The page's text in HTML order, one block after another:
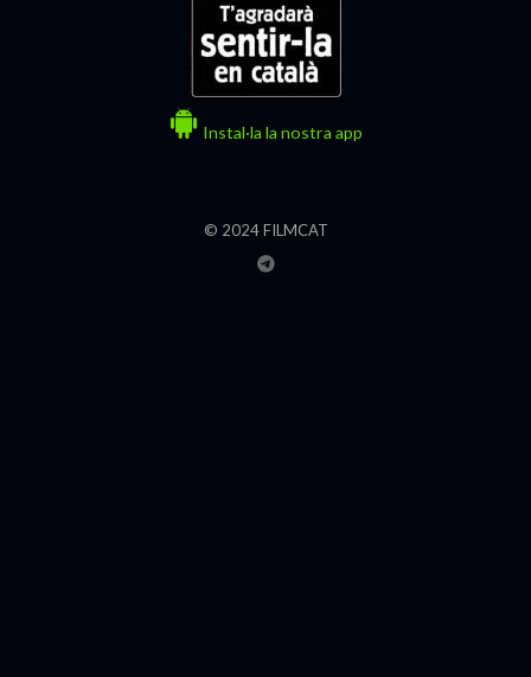
Instal·la la nostra app
© 2024 FILMCAT